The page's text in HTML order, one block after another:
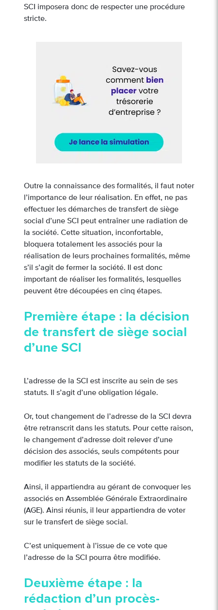
SCI imposera donc de respecter une procédure
stricte.
Outre la connaissance des formalités, il faut noter
l’importance de leur réalisation. En effet, ne pas
effectuer les démarches de transfert de siège
social d’une SCI peut entraîner une radiation de
la société. Cette situation, inconfortable,
bloquera totalement les associés pour la
réalisation de leurs prochaines formalités, même
s’il s’agit de fermer la société. Il est donc
important de réaliser les formalités, lesquelles
peuvent être découpées en cinq étapes.
Première étape : la décision
de transfert de siège social
d’une SCI
L’adresse de la SCI est inscrite au sein de ses
statuts. Il s’agit d’une obligation légale.
Or, tout changement de l’adresse de la SCI devra
être retranscrit dans les statuts. Pour cette raison,
le changement d’adresse doit relever d’une
décision des associés, seuls compétents pour
modifier les statuts de la société.
Ainsi, il appartiendra au gérant de convoquer les
associés en Assemblée Générale Extraordinaire
(AGE). Ainsi réunis, il leur appartiendra de voter
sur le transfert de siège social.
C’est uniquement à l’issue de ce vote que
l’adresse de la SCI pourra être modifiée.
Deuxième étape : la
rédaction d’un procès-